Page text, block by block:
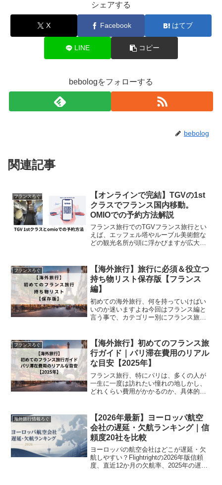
シェアする
X Facebook はてブ
LINE コピー
bebologをフォローする
bebolog
関連記事
フランスろぐ
【オンラインで完結】TGVの1st
クラスでフランス国内移動。
OMIOでの予約方法解説
フランス旅行でのTGVフランス旅行とい
えば、エッフェル塔やルーブル美術館な
どの観光名所が頭に浮かびますが広大な
à Grande Vitesse）、フランスの高速...
フランスろぐ
【海外旅行】旅行に必須＆役立つ
持ち物リスト保存版【フランス
編】
初めての海外旅行、何を持っていけばい
いのか迷いますよね今回はフランス編と
言う事で、カテゴリー別にフランス旅行
際にどうしてる？のコメントも入れてま
すので、旅行準備の参考に...
フランスろぐ
【海外旅行】初めてのフランス旅
行ガイド｜パリ滞在費用のリアル
な目安【2025年】
フランス旅行、特にパリは、多くの人が
一生に一度は訪れたい憧れの地しかし、
どれくらい費用がかかるのか、具体的な
に、航空券や交通費、宿泊費など、フラ
ンス旅行のリアルな予算感...
海外旅行情報ろぐ
【2026年最新】ヨーロッパ航空
会社の遅延・欠航ランキング｜信
頼度20社を比較
ヨーロッパの航空会社はどこが遅延・欠
航しやすい？Flightrightの2026年版信頼
度、直近12か月の欠航率、2025年の遅延